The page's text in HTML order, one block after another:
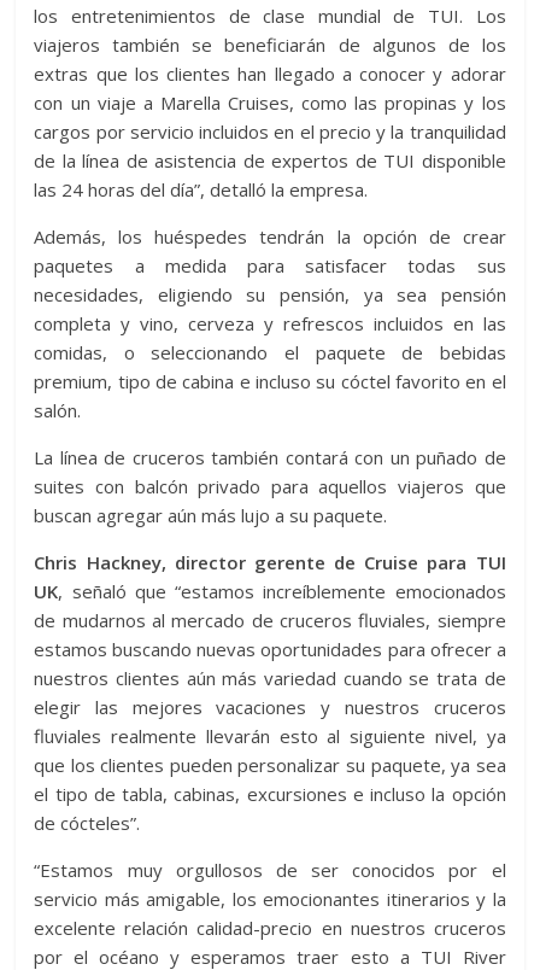
los entretenimientos de clase mundial de TUI. Los
viajeros también se beneficiarán de algunos de los
extras que los clientes han llegado a conocer y adorar
con un viaje a Marella Cruises, como las propinas y los
cargos por servicio incluidos en el precio y la tranquilidad
de la línea de asistencia de expertos de TUI disponible
las 24 horas del día”, detalló la empresa.
Además, los huéspedes tendrán la opción de crear
paquetes a medida para satisfacer todas sus
necesidades, eligiendo su pensión, ya sea pensión
completa y vino, cerveza y refrescos incluidos en las
comidas, o seleccionando el paquete de bebidas
premium, tipo de cabina e incluso su cóctel favorito en el
salón.
La línea de cruceros también contará con un puñado de
suites con balcón privado para aquellos viajeros que
buscan agregar aún más lujo a su paquete.
Chris Hackney, director gerente de Cruise para TUI
UK, señaló que “estamos increíblemente emocionados
de mudarnos al mercado de cruceros fluviales, siempre
estamos buscando nuevas oportunidades para ofrecer a
nuestros clientes aún más variedad cuando se trata de
elegir las mejores vacaciones y nuestros cruceros
fluviales realmente llevarán esto al siguiente nivel, ya
que los clientes pueden personalizar su paquete, ya sea
el tipo de tabla, cabinas, excursiones e incluso la opción
de cócteles”.
“Estamos muy orgullosos de ser conocidos por el
servicio más amigable, los emocionantes itinerarios y la
excelente relación calidad-precio en nuestros cruceros
por el océano y esperamos traer esto a TUI River